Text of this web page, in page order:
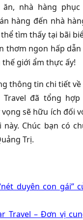
nhà hàng
hàng đến nhà
tìm thấy tại bãi
thơm ngon hấp
giới ẩm thực ấy!
thông tin chi tiết về
Travel đã tổng
sẽ hữu ích đối
Chúc bạn có
Trị.
duyên con gái”
Travel – Đơn vị